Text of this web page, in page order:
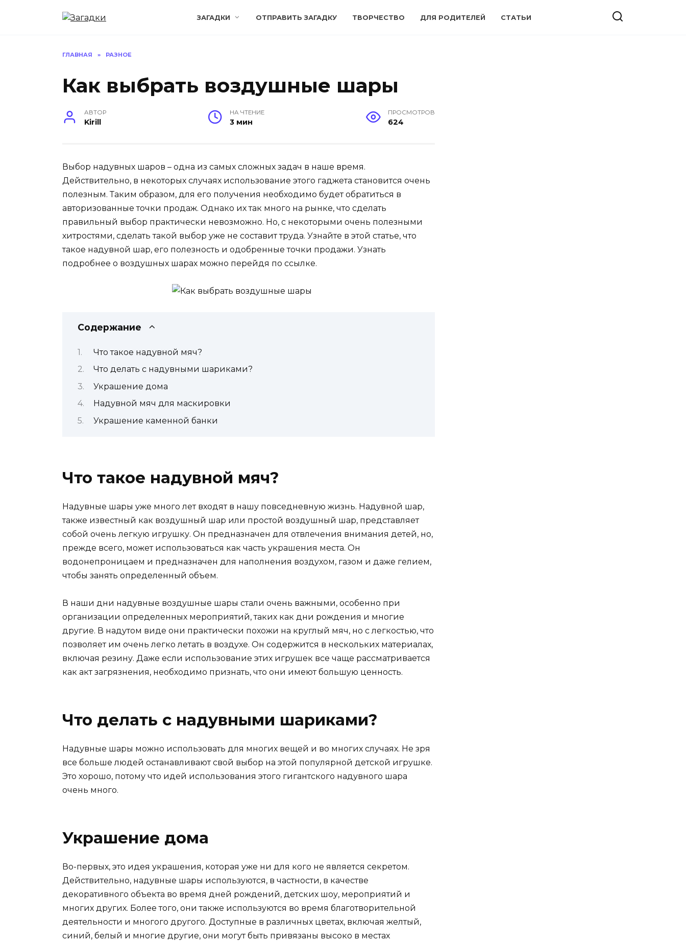
ЗАГАДКИ ОТПРАВИТЬ ЗАГАДКУ ТВОРЧЕСТВО ДЛЯ РОДИТЕЛЕЙ СТАТЬИ
ГЛАВНАЯ » РАЗНОЕ
Как выбрать воздушные шары
АВТОР
Kirill
НА ЧТЕНИЕ
3 мин
ПРОСМОТРОВ
624
Выбор надувных шаров – одна из самых сложных задач в наше время.
Действительно, в некоторых случаях использование этого гаджета становится очень
полезным. Таким образом, для его получения необходимо будет обратиться в
авторизованные точки продаж. Однако их так много на рынке, что сделать
правильный выбор практически невозможно. Но, с некоторыми очень полезными
хитростями, сделать такой выбор уже не составит труда. Узнайте в этой статье, что
такое надувной шар, его полезность и одобренные точки продажи. Узнать
подробнее о воздушных шарах можно перейдя по ссылке.
Содержание
Что такое надувной мяч?
Что делать с надувными шариками?
Украшение дома
Надувной мяч для маскировки
Украшение каменной банки
Что такое надувной мяч?
Надувные шары уже много лет входят в нашу повседневную жизнь. Надувной шар,
также известный как воздушный шар или простой воздушный шар, представляет
собой очень легкую игрушку. Он предназначен для отвлечения внимания детей, но,
прежде всего, может использоваться как часть украшения места. Он
водонепроницаем и предназначен для наполнения воздухом, газом и даже гелием,
чтобы занять определенный объем.
В наши дни надувные воздушные шары стали очень важными, особенно при
организации определенных мероприятий, таких как дни рождения и многие
другие. В надутом виде они практически похожи на круглый мяч, но с легкостью, что
позволяет им очень легко летать в воздухе. Он содержится в нескольких материалах,
включая резину. Даже если использование этих игрушек все чаще рассматривается
как акт загрязнения, необходимо признать, что они имеют большую ценность.
Что делать с надувными шариками?
Надувные шары можно использовать для многих вещей и во многих случаях. Не зря
все больше людей останавливают свой выбор на этой популярной детской игрушке.
Это хорошо, потому что идей использования этого гигантского надувного шара
очень много.
Украшение дома
Во-первых, это идея украшения, которая уже ни для кого не является секретом.
Действительно, надувные шары используются, в частности, в качестве
декоративного объекта во время дней рождений, детских шоу, мероприятий и
многих других. Более того, они также используются во время благотворительной
деятельности и многого другого. Доступные в различных цветах, включая желтый,
синий, белый и многие другие, они могут быть привязаны высоко в местах